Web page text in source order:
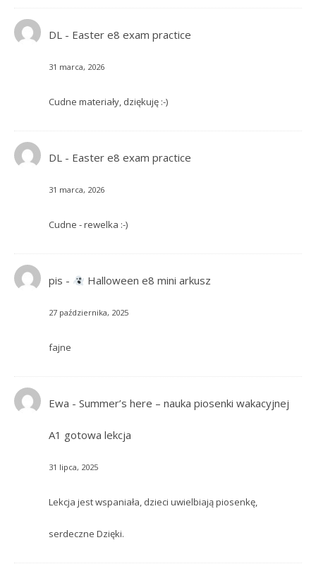
DL - Easter e8 exam practice
31 marca, 2026
Cudne materiały, dziękuję :-)
DL- Easter e8 exam practice
31 marca, 2026
Cudne - rewelka :-)
pis - Halloween e8 mini arkusz
27 października, 2025
fajne
Ewa - Summer’s here – nauka piosenki wakacyjnej
A1 gotowa lekcja
31 lipca, 2025
Lekcja jest wspaniała, dzieci uwielbiają piosenkę,
serdeczne Dzięki.